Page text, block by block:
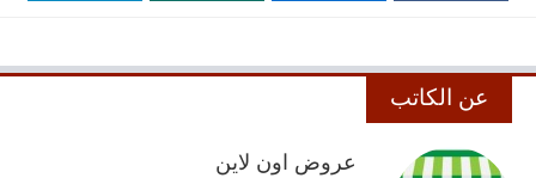
عن الكاتب
عروض اون لاين